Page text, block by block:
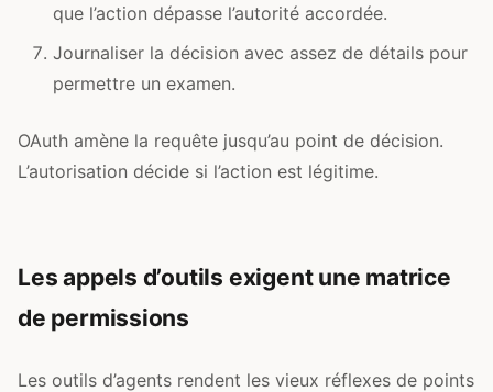
que l’action dépasse l’autorité accordée.
Journaliser la décision avec assez de détails pour
permettre un examen.
OAuth amène la requête jusqu’au point de décision.
L’autorisation décide si l’action est légitime.
Les appels d’outils exigent une matrice
de permissions
Les outils d’agents rendent les vieux réflexes de points